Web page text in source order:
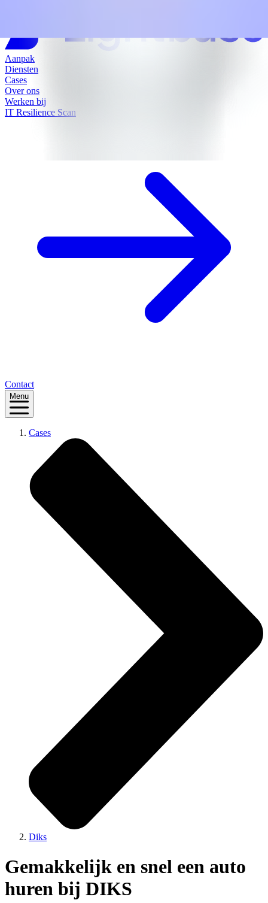
Aanpak
Diensten
Cases
Over ons
Werken bij
IT Resilience Scan
Contact
Menu
Cases
Diks
Gemakkelijk en snel een auto
huren bij DIKS